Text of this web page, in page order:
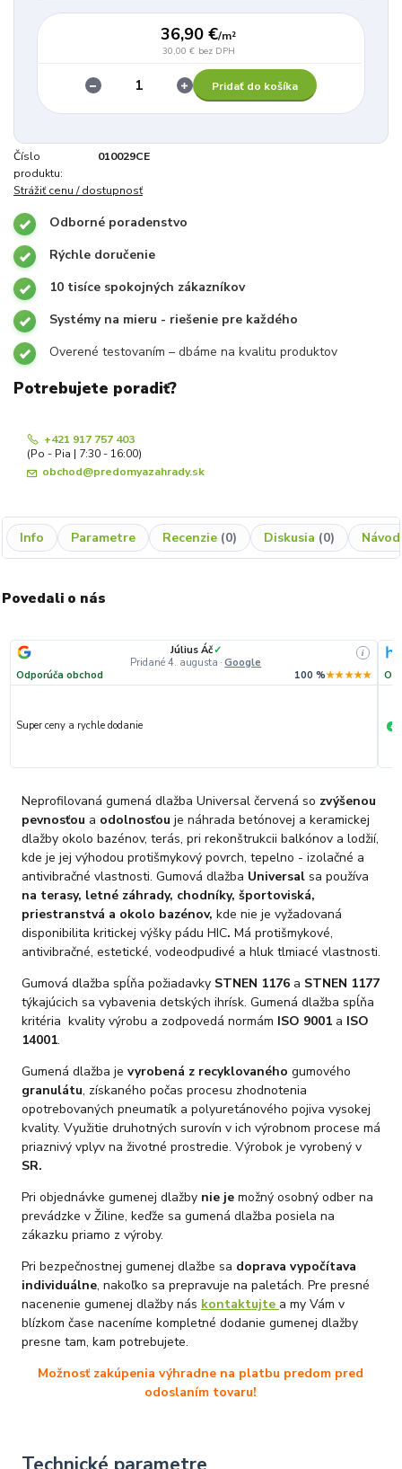
36,90 €/m²
30,00 € bez DPH
Pridať do košíka
Číslo
produktu:
010029CE
Strážiť cenu / dostupnosť
Odborné poradenstvo
Rýchle doručenie
10 tisíce spokojných zákazníkov
Systémy na mieru - riešenie pre každého
Overené testovaním – dbáme na kvalitu produktov
Potrebujete poradiť?
+421 917 757 403
(Po - Pia | 7:30 - 16:00)
obchod@predomyazahrady.sk
Info Parametre Recenzie 0 Diskusia 0
Povedali o nás
Július Áč✓
Pridané 4. augusta · Google
i
Odporúča obchod 100 %★★★★★
Super ceny a rychle dodanie +
Neprofilovaná gumená dlažba Universal červená so zvýšenou
pevnosťou a odolnosťou je náhrada betónovej a keramickej
dlažby okolo bazénov, terás, pri rekonštrukcii balkónov a lodžií,
kde je jej výhodou protišmykový povrch, tepelno - izolačné a
antivibračné vlastnosti. Gumová dlažba Universal sa používa
na terasy, letné záhrady, chodníky, športoviská,
priestranstvá a okolo bazénov, kde nie je vyžadovaná
disponibilita kritickej výšky pádu HIC. Má protišmykové,
antivibračné, estetické, vodeodpudivé a hluk tlmiacé vlastnosti.
Gumová dlažba spĺňa požiadavky STNEN 1176a STNEN 1177
týkajúcich sa vybavenia detských ihrísk. Gumená dlažba spĺňa
kritéria kvality výrobu a zodpovedá normám ISO 9001a ISO
14001.
Gumená dlažba je vyrobená z recyklovaného gumového
granulátu, získaného počas procesu zhodnotenia
opotrebovaných pneumatík a polyuretánového pojiva vysokej
kvality. Využitie druhotných surovín v ich výrobnom procese má
priaznivý vplyv na životné prostredie. Výrobok je vyrobený v
SR.
Pri objednávke gumenej dlažby nie jemožný osobný odber na
prevádzke v Žiline, keďže sa gumená dlažba posiela na
zákazku priamo z výroby.
Pri bezpečnostnej gumenej dlažbe sa doprava vypočítava
individuálne, nakoľko sa prepravuje na paletách. Pre presné
nacenenie gumenej dlažby nás kontaktujte a my Vám v
blízkom čase naceníme kompletné dodanie gumenej dlažby
presne tam, kam potrebujete.
Možnosť zakúpenia výhradne na platbu predom pred
odoslaním tovaru!